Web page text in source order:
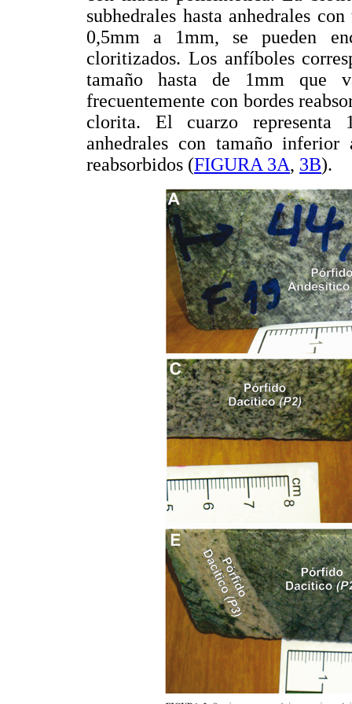
subhedrales hasta anhedrales
0,5mm a 1mm, se pueden
cloritizados. Los anfíboles
tamaño hasta de 1mm que
frecuentemente con bordes
clorita. El cuarzo representa
anhedrales con tamaño
reabsorbidos (FIGURA 3A, 3B).